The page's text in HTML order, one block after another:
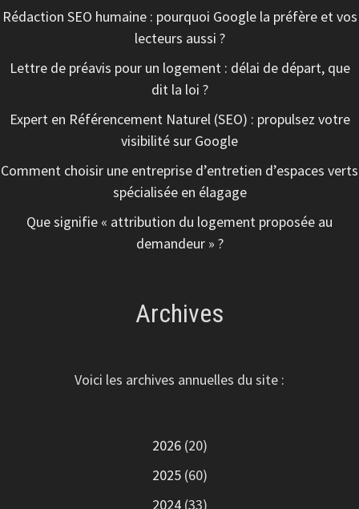
Rédaction SEO humaine : pourquoi Google la préfère et vos
lecteurs aussi ?
Lettre de préavis pour un logement : délai de départ, que
dit la loi ?
Expert en Référencement Naturel (SEO) : propulsez votre
visibilité sur Google
Comment choisir une entreprise d’entretien d’espaces verts
spécialisée en élagage
Que signifie « attribution du logement proposée au
demandeur » ?
Archives
Voici les archives annuelles du site :
2026(20)
2025(60)
2024(33)